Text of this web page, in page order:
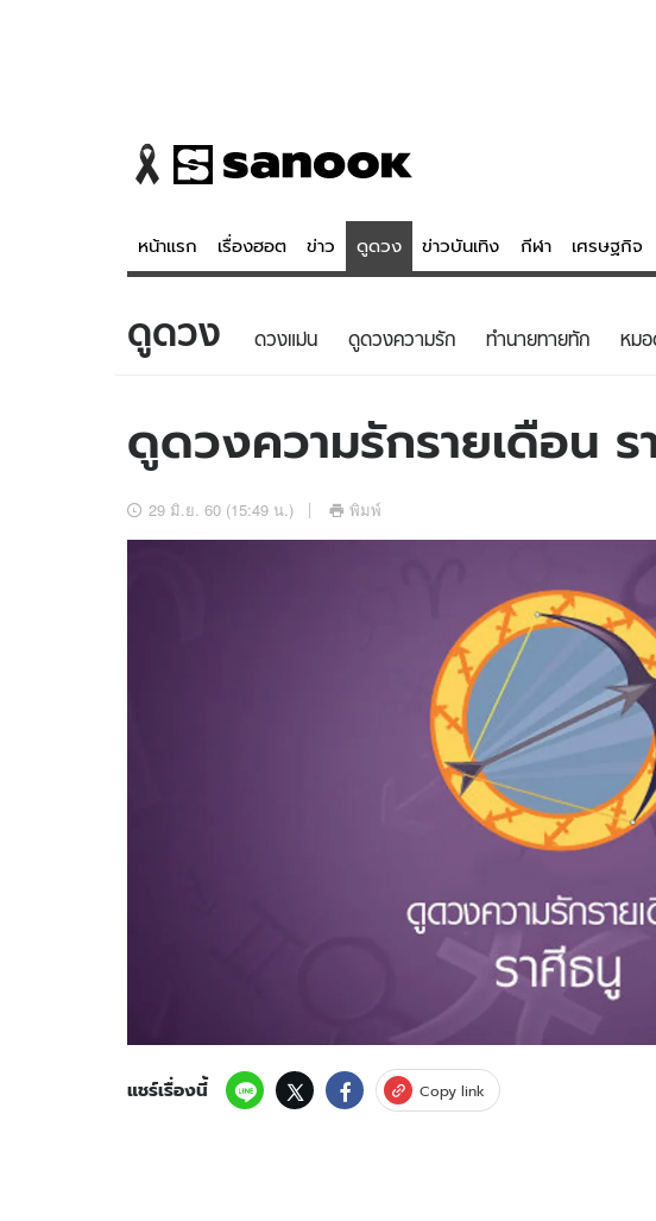
หน้าแรก เรื่องฮอต ข่าว ดูดวง ข่าวบันเทิง กีฬา เศรษฐกิจ
ข่าว
ข่าวบันเทิง
ดูดวง - ตรวจหวย
สถิติหวยไทย
ติดตามสนุกโซเชียลได้ที่
ดูดวง ดวงแม่น ดูดวงความรัก ทํานายทายทัก หมอ
ดูดวงความรักรายเดือน ร
29 มิ.ย. 60 (15:49 น.) พิมพ์
แชร์เรื่องนี้ Copy link